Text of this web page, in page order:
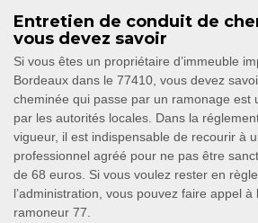
Entretien de conduit de
vous devez savoir
Si vous êtes un propriétaire d’immeuble
Bordeaux dans le 77410, vous devez
cheminée qui passe par un ramonage est
par les autorités locales. Dans la
vigueur, il est indispensable de recourir à
professionnel agréé pour ne pas être
de 68 euros. Si vous voulez rester en
l’administration, vous pouvez faire appel
ramoneur 77.